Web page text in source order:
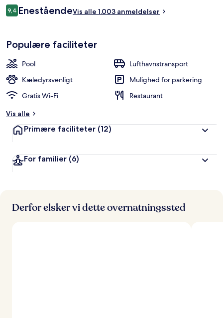
er
1.637 kr.
Anmeldelser
9,49,4 ud af 10.
EneståendeVis alle 1.003 anmeldelser
Populære faciliteter
Pool
Lufthavnstransport
Kæledyrsvenligt
Mulighed for parkering
Gratis Wi-Fi
Restaurant
Vis alle
Primære faciliteter (12)
For familier (6)
Derfor elsker vi dette overnatningssted